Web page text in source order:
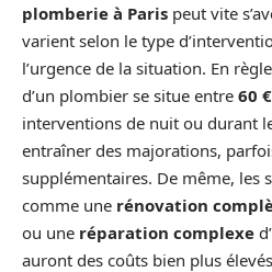
plomberie à Paris peut vite
varient selon le type
l’urgence de la situation. En
d’un plombier se situe entre 60
interventions de nuit ou durant
entraîner des majorations,
supplémentaires. De même, les
comme une rénovation
ou une réparation complexe
auront des coûts bien plus